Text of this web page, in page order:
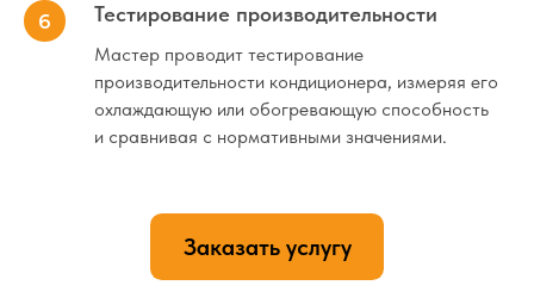
Тестирование производительности
Мастер проводит тестирование
производительности кондиционера, измеряя его
охлаждающую или обогревающую способность
и сравнивая с нормативными значениями.